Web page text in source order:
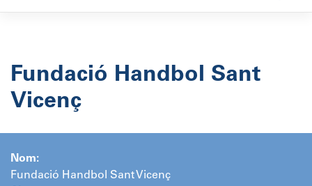
Fundació Handbol Sant
Vicenç
Nom:
Fundació Handbol Sant Vicenç